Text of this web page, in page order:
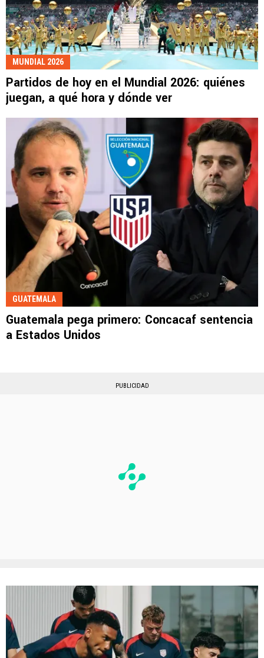
MUNDIAL 2026
Partidos de hoy en el Mundial 2026: quiénes
juegan, a qué hora y dónde ver
GUATEMALA
Guatemala pega primero: Concacaf sentencia
a Estados Unidos
PUBLICIDAD